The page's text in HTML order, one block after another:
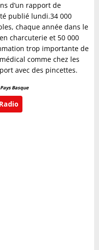
d’un rapport de
publié lundi.34 000
chaque année dans le
charcuterie et 50 000
trop importante de
comme chez les
avec des pincettes.
Basque